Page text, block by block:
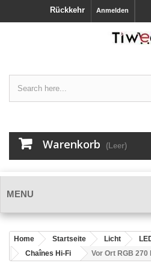
Anmelden
Rückkehr
Warenkorb (Leer)
MENU
Home Startseite Licht
Chaînes Hi-Fi
Vor Ort RGB 270